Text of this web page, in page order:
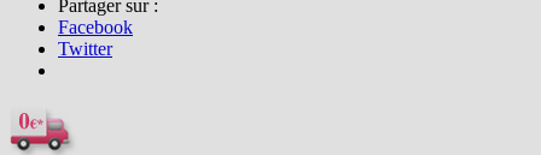
Partager sur :
Facebook
Twitter